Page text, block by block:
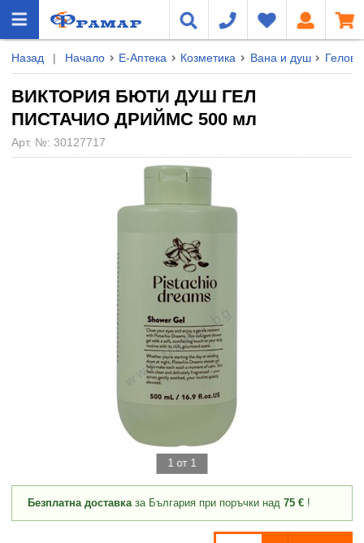
Назад | Начало Е-Аптека Козметика Вана и душ Гелове
ВИКТОРИЯ БЮТИ ДУШ ГЕЛ
ПИСТАЧИО ДРИЙМС 500 мл
Арт. №: 30127717
1 от 1
Безплатна доставказа България при поръчки над 75 €!